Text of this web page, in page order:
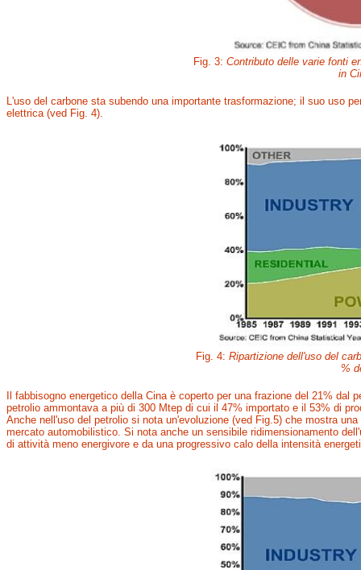
Fig. 3: Contributo delle varie fonti
in
L'uso del carbone sta subendo una importante trasformazione; il suo uso
elettrica (ved Fig. 4).
Fig. 4: Ripartizione dell'uso del
%
Il fabbisogno energetico della Cina è coperto per una frazione del 21%
petrolio ammontava a più di 300 Mtep di cui il 47% importato e il 53% di
Anche nell'uso del petrolio si nota un'evoluzione (ved Fig.5) che mostra
mercato automobilistico. Si nota anche un sensibile ridimensionamento
di attività meno energivore e da una progressivo calo della intensità